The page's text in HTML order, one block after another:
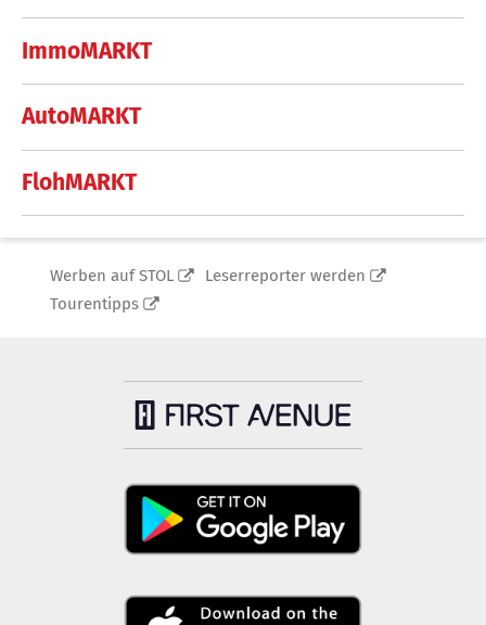
ImmoMARKT
AutoMARKT
FlohMARKT
Werben auf STOL
Leserreporter werden
Tourentipps